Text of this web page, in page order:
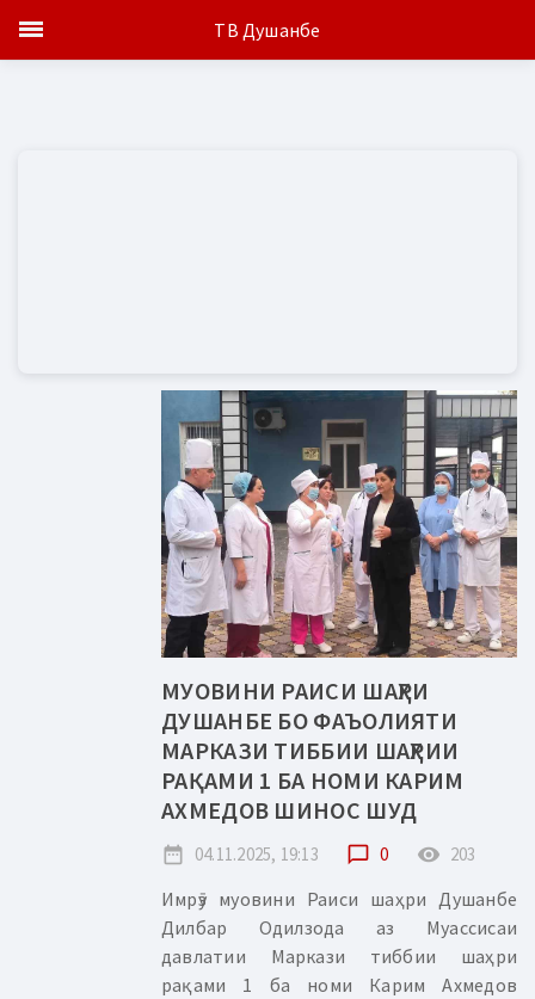
МУОВИНИ РАИСИ ШАҲРИ
ДУШАНБЕ БО ФАЪОЛИЯТИ
МАРКАЗИ ТИББИИ ШАҲРИИ
РАҚАМИ 1 БА НОМИ КАРИМ
АХМЕДОВ ШИНОС ШУД
date_range 04.11.2025, 19:13 chat_bubble_outline 0 remove_red_eye 203
Имрӯз муовини Раиси шаҳри Душанбе
Дилбар Одилзода аз Муассисаи
давлатии Маркази тиббии шаҳри
рақами 1 ба номи Карим Ахмедов
ТВ Душанбе